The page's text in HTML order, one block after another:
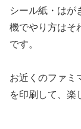
シール紙・はが
機でやり方はそ
です。
お近くのファミ
を印刷して、楽